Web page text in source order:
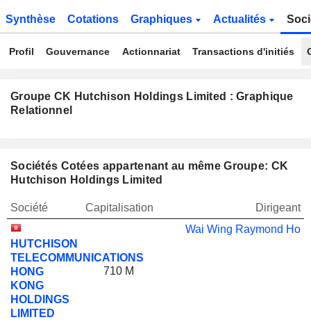
Synthèse Cotations Graphiques Actualités
Profil Gouvernance Actionnariat Transactions d'initiés
Groupe CK Hutchison Holdings Limited : Graphique
Relationnel
Sociétés Cotées appartenant au même Groupe: CK
Hutchison Holdings Limited
Société Capitalisation Dirigeant
HUTCHISON
TELECOMMUNICATIONS
HONG
KONG
HOLDINGS
LIMITED
710 M
Wai Wing Raymond Ho